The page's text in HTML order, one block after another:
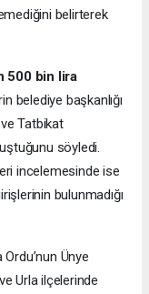
belirterek
500 bin lira
belediye başkanlığı
Tatbikat
söyledi.
incelemesinde ise
bulunmadığı
Ünye
Urla ilçelerinde